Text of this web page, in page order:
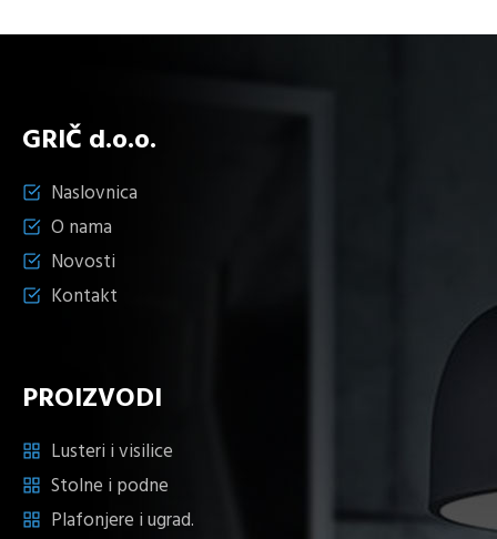
GRIČ d.o.o.
Naslovnica
O nama
Novosti
Kontakt
PROIZVODI
Lusteri i visilice
Stolne i podne
Plafonjere i ugrad.